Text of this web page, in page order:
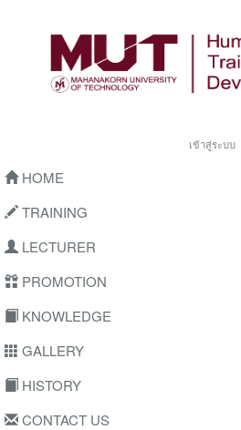
เข้าสู่ระบบ
HOME
TRAINING
LECTURER
PROMOTION
KNOWLEDGE
GALLERY
HISTORY
CONTACT US